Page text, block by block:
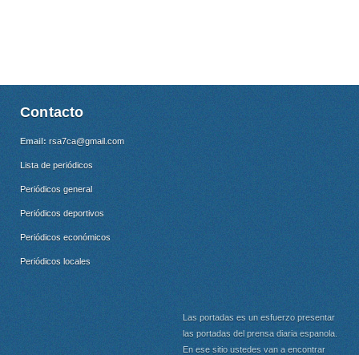
Contacto
Email: rsa7ca@gmail.com
Lista de periódicos
Periódicos general
Periódicos deportivos
Periódicos económicos
Periódicos locales
Las portadas es un esfuerzo presentar
las portadas del prensa diaria espanola.
En ese sitio ustedes van a encontrar